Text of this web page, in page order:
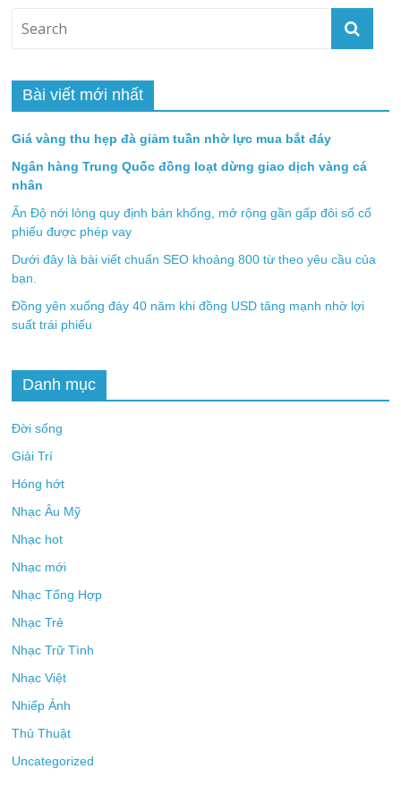
Bài viết mới nhất
Giá vàng thu hẹp đà giảm tuần nhờ lực mua bắt đáy
Ngân hàng Trung Quốc đồng loạt dừng giao dịch vàng cá
nhân
Ấn Độ nới lỏng quy định bán khống, mở rộng gần gấp đôi số cổ
phiếu được phép vay
Dưới đây là bài viết chuẩn SEO khoảng 800 từ theo yêu cầu của
bạn.
Đồng yên xuống đáy 40 năm khi đồng USD tăng mạnh nhờ lợi
suất trái phiếu
Danh mục
Đời sống
Giải Trí
Hóng hớt
Nhạc Âu Mỹ
Nhạc hot
Nhạc mới
Nhạc Tổng Hợp
Nhạc Trẻ
Nhạc Trữ Tình
Nhạc Việt
Nhiếp Ảnh
Thủ Thuật
Uncategorized